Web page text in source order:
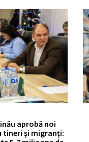
aprobă noi
și migranți: